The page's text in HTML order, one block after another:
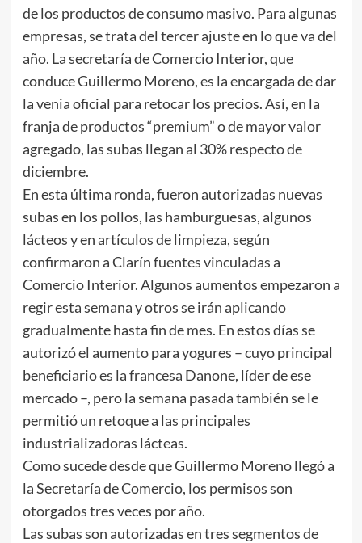
de los productos de consumo masivo. Para algunas
empresas, se trata del tercer ajuste en lo que va del
año. La secretaría de Comercio Interior, que
conduce Guillermo Moreno, es la encargada de dar
la venia oficial para retocar los precios. Así, en la
franja de productos “premium” o de mayor valor
agregado, las subas llegan al 30% respecto de
diciembre.
En esta última ronda, fueron autorizadas nuevas
subas en los pollos, las hamburguesas, algunos
lácteos y en artículos de limpieza, según
confirmaron a Clarín fuentes vinculadas a
Comercio Interior. Algunos aumentos empezaron a
regir esta semana y otros se irán aplicando
gradualmente hasta fin de mes. En estos días se
autorizó el aumento para yogures – cuyo principal
beneficiario es la francesa Danone, líder de ese
mercado –, pero la semana pasada también se le
permitió un retoque a las principales
industrializadoras lácteas.
Como sucede desde que Guillermo Moreno llegó a
la Secretaría de Comercio, los permisos son
otorgados tres veces por año.
Las subas son autorizadas en tres segmentos de